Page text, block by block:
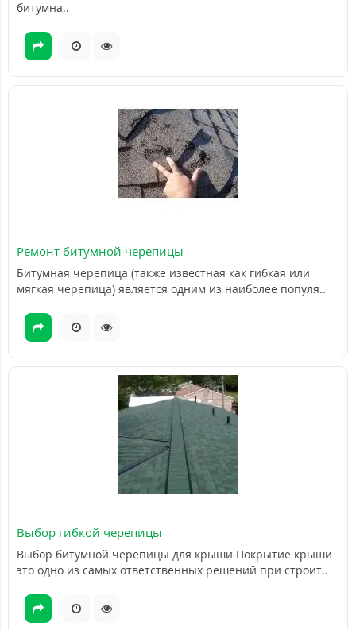
битумна..
Ремонт битумной черепицы
Битумная черепица (также известная как гибкая или
мягкая черепица) является одним из наиболее популя..
Выбор гибкой черепицы
Выбор битумной черепицы для крыши Покрытие крыши
это одно из самых ответственных решений при строит..